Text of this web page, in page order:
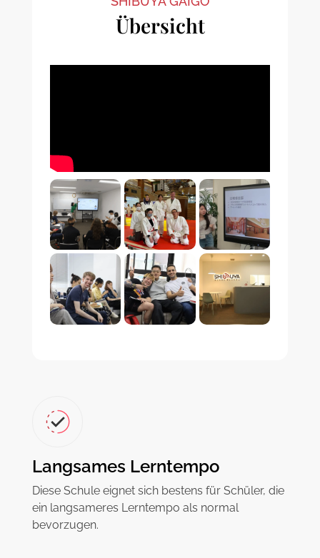
Übersicht
Langsames Lerntempo
Diese Schule eignet sich bestens für Schüler, die
ein langsameres Lerntempo als normal
bevorzugen.